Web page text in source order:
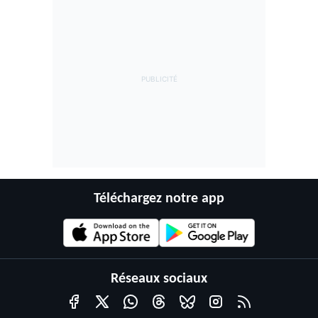
Téléchargez notre app
Réseaux sociaux